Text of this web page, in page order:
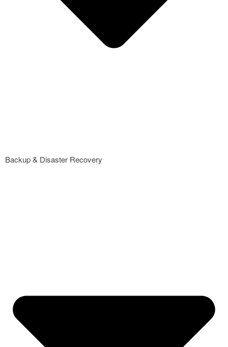
Backup & Disaster Recovery